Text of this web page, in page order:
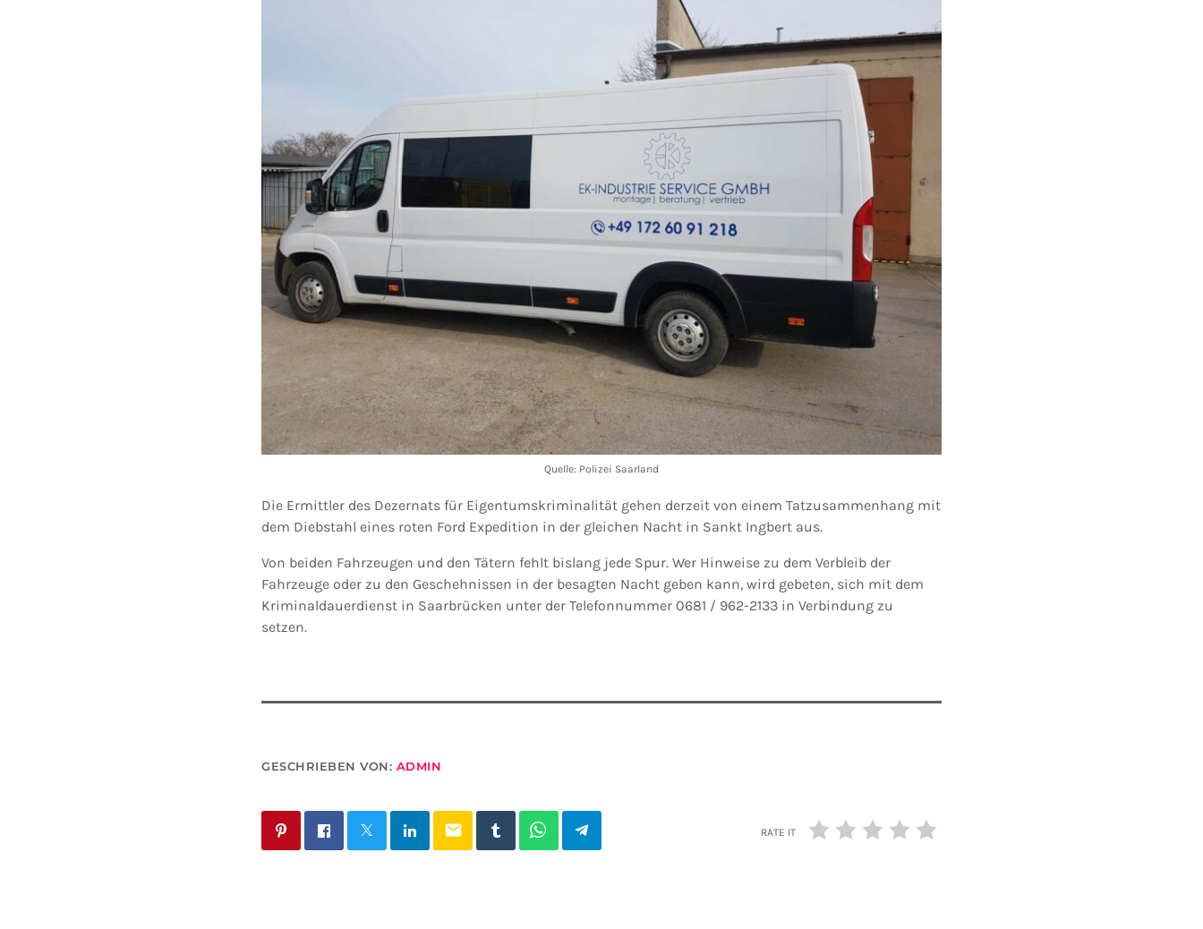
Quelle: Polizei Saarland
Die Ermittler des Dezernats für Eigentumskriminalität gehen derzeit von einem Tatzusammenhang mit
dem Diebstahl eines roten Ford Expedition in der gleichen Nacht in Sankt Ingbert aus.
Von beiden Fahrzeugen und den Tätern fehlt bislang jede Spur. Wer Hinweise zu dem Verbleib der
Fahrzeuge oder zu den Geschehnissen in der besagten Nacht geben kann, wird gebeten, sich mit dem
Kriminaldauerdienst in Saarbrücken unter der Telefonnummer 0681 / 962-2133 in Verbindung zu
setzen.
GESCHRIEBEN VON: ADMIN
email RATE IT